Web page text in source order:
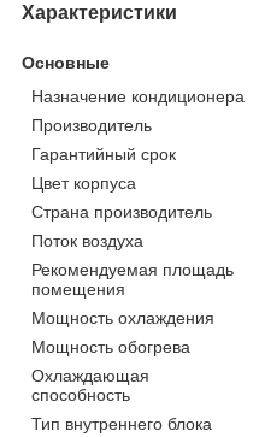
Характеристики
Основные
Назначение кондиционера
Производитель
Гарантийный срок
Цвет корпуса
Страна производитель
Поток воздуха
Рекомендуемая площадь
помещения
Мощность охлаждения
Мощность обогрева
Охлаждающая
способность
Тип внутреннего блока